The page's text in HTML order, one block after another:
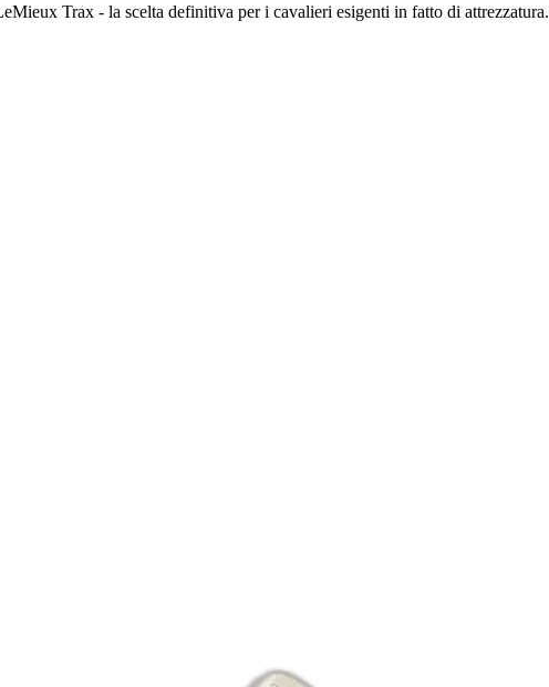
Trax - la scelta definitiva per i cavalieri esigenti in fatto di attrezzatura.